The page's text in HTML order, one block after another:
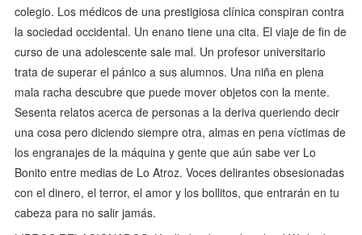
colegio. Los médicos de una prestigiosa clínica conspiran contra
la sociedad occidental. Un enano tiene una cita. El viaje de fin de
curso de una adolescente sale mal. Un profesor universitario
trata de superar el pánico a sus alumnos. Una niña en plena
mala racha descubre que puede mover objetos con la mente.
Sesenta relatos acerca de personas a la deriva queriendo decir
una cosa pero diciendo siempre otra, almas en pena víctimas de
los engranajes de la máquina y gente que aún sabe ver Lo
Bonito entre medias de Lo Atroz. Voces delirantes obsesionadas
con el dinero, el terror, el amor y los bollitos, que entrarán en tu
cabeza para no salir jamás.